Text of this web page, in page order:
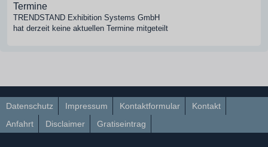
Termine
TRENDSTAND Exhibition Systems GmbH
hat derzeit keine aktuellen Termine mitgeteilt
Datenschutz Impressum Kontaktformular
Kontakt
Anfahrt
Disclaimer Gratiseintrag